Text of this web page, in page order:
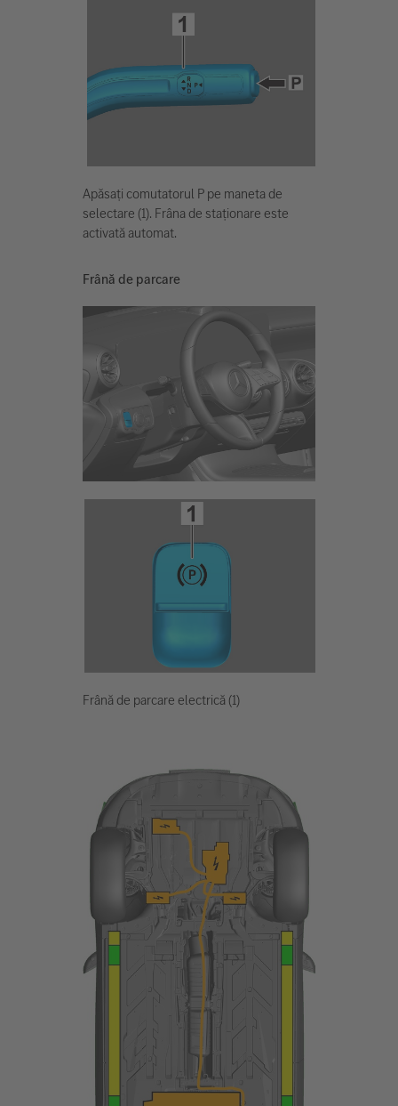
Apăsați comutatorul P pe maneta de
selectare (1). Frâna de staționare este
activată automat.
Frână de parcare
Frână de parcare electrică (1)